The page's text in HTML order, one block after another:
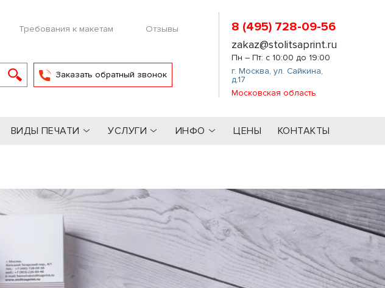
Требования к макетам Отзывы
Заказать обратный звонок
8 (495) 728-09-56
zakaz@stolitsaprint.ru
Пн – Пт: с 10:00 до 19:00
г. Москва,ул. Сайкина,
д.17
Московская область
ВИДЫ ПЕЧАТИ УСЛУГИ ИНФО ЦЕНЫ КОНТАКТЫ